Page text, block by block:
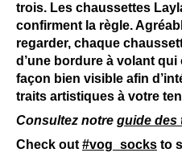
trois. Les chaussettes
confirment la règle.
regarder, chaque
d’une bordure à volant
façon bien visible afin
traits artistiques à votre
Consultez notre guide des
Check out #vog_socks to